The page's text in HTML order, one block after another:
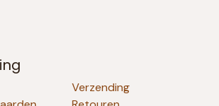
Verzending